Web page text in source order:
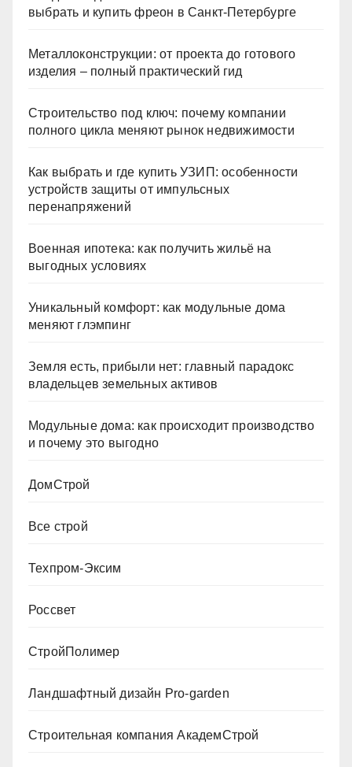
выбрать и купить фреон в Санкт-Петербурге
Металлоконструкции: от проекта до готового
изделия – полный практический гид
Строительство под ключ: почему компании
полного цикла меняют рынок недвижимости
Как выбрать и где купить УЗИП: особенности
устройств защиты от импульсных
перенапряжений
Военная ипотека: как получить жильё на
выгодных условиях
Уникальный комфорт: как модульные дома
меняют глэмпинг
Земля есть, прибыли нет: главный парадокс
владельцев земельных активов
Модульные дома: как происходит производство
и почему это выгодно
ДомСтрой
Все строй
Техпром-Эксим
Россвет
СтройПолимер
Ландшафтный дизайн Pro-garden
Строительная компания АкадемСтрой